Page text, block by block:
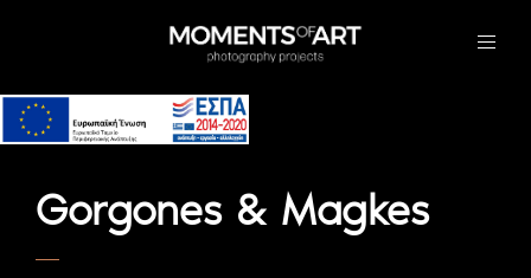
Gorgones & Magkes